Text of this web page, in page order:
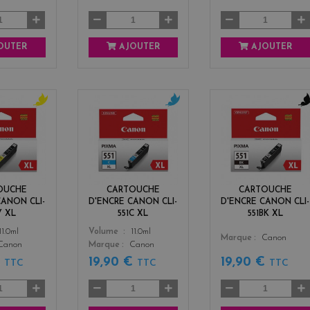
AJOUTER AJOUTER
CLI-
XL
11.0ml
TTC
CARTOUCHE
D'ENCRE CANON CLI-
551C XL
Color
Volume
11.0ml
Marque
Canon
19,90 € TTC
CARTOUCHE
D'ENCRE CANON CLI-
551BK XL
Color
k
Marque Canon
19,90 € TTC